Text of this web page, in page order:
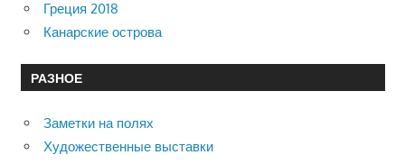
Греция 2018
Канарские острова
РАЗНОЕ
Заметки на полях
Художественные выставки